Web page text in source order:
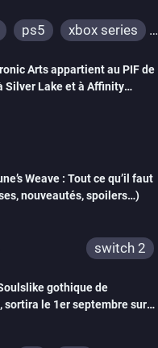
ps5
xbox series
Arts appartient au PIF de
Silver Lake et à Affinity
Weave : Tout ce qu’il faut
nouveautés, spoilers…)
switch 2
gothique de
sortira le 1er septembre sur